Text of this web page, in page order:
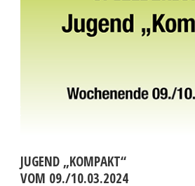
JUGEND „KOMPAKT“
VOM 09./10.03.2024